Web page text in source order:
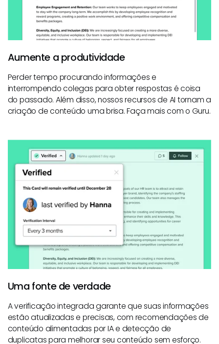
Aumente a produtividade
Perder tempo procurando informações e
interrompendo colegas para obter respostas é coisa
do passado. Além disso, nossos recursos de AI tornam a
criação de conteúdo uma brisa. Faça mais com o Guru.
Uma fonte de verdade
A verificação integrada garante que suas informações
estão atualizadas e precisas, com recomendações de
conteúdo alimentadas por IA e detecção de
duplicatas para melhorar seu conteúdo sem esforço.